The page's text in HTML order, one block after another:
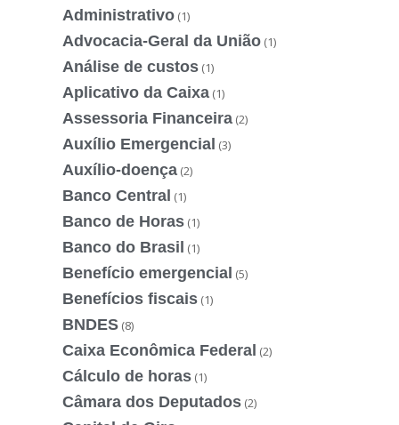
Administrativo (1)
Advocacia-Geral da União (1)
Análise de custos (1)
Aplicativo da Caixa (1)
Assessoria Financeira (2)
Auxílio Emergencial (3)
Auxílio-doença (2)
Banco Central (1)
Banco de Horas (1)
Banco do Brasil (1)
Benefício emergencial (5)
Benefícios fiscais (1)
BNDES (8)
Caixa Econômica Federal (2)
Cálculo de horas (1)
Câmara dos Deputados (2)